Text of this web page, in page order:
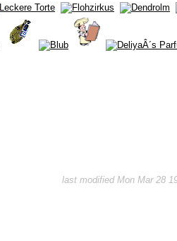
last modified Mon Mar 28